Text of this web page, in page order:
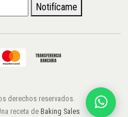
Notifícame
derechos reservados.
receta de Baking Sales